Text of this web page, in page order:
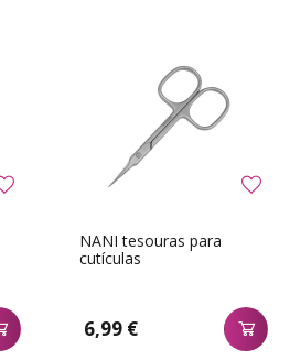
NANI tesouras para
cutículas
6,99 €